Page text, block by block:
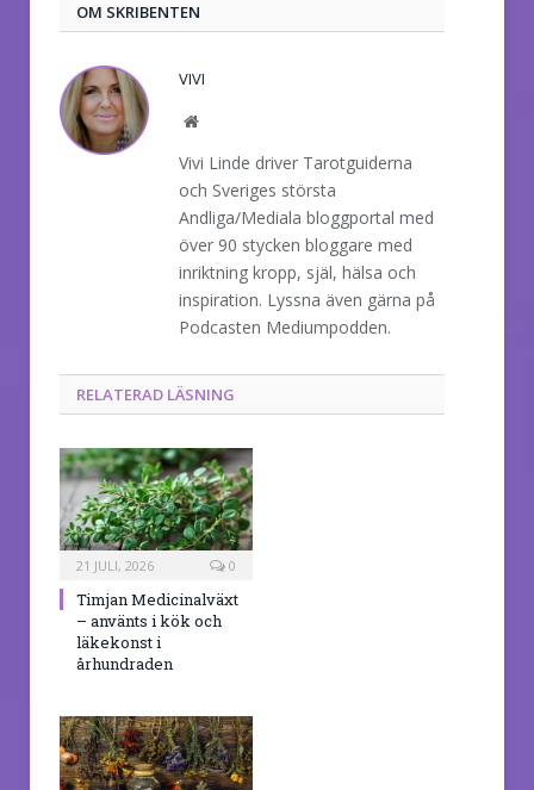
OM SKRIBENTEN
VIVI
Website
Vivi Linde driver Tarotguiderna
och Sveriges största
Andliga/Mediala bloggportal med
över 90 stycken bloggare med
inriktning kropp, själ, hälsa och
inspiration. Lyssna även gärna på
Podcasten Mediumpodden.
RELATERAD LÄSNING
21 JULI, 2026 0
Timjan Medicinalväxt
– använts i kök och
läkekonst i
århundraden